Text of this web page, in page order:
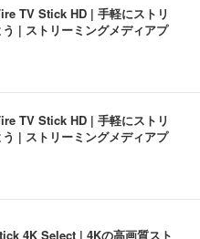
TV Stick HD | 手軽にストリ
| ストリーミングメディアプ
TV Stick HD | 手軽にストリ
| ストリーミングメディアプ
4K Select | 4Kの高画質スト